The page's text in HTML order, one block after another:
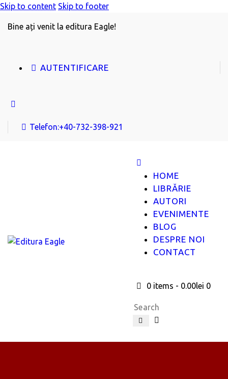
Skip to content Skip to footer
Bine ați venit la editura Eagle!
AUTENTIFICARE
Telefon:+40-732-398-921
HOME
LIBRĂRIE
AUTORI
EVENIMENTE
BLOG
DESPRE NOI
CONTACT
0 items - 0.00lei 0